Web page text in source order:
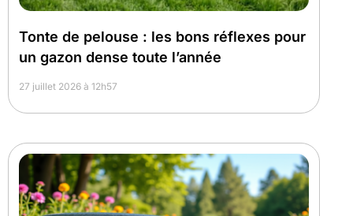
Tonte de pelouse : les bons réflexes pour
un gazon dense toute l’année
27 juillet 2026 à 12h57